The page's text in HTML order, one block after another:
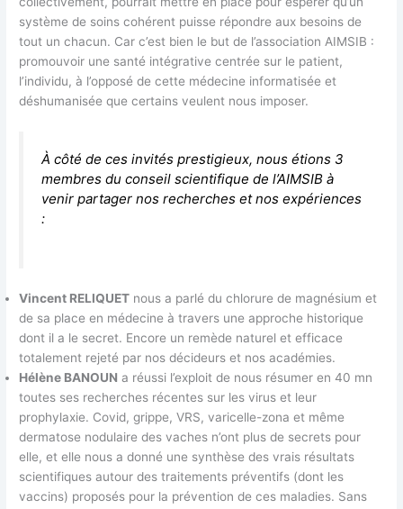
système de soins cohérent puisse répondre aux besoins de
tout un chacun. Car c’est bien le but de l’association AIMSIB :
promouvoir une santé intégrative centrée sur le patient,
l’individu, à l’opposé de cette médecine informatisée et
déshumanisée que certains veulent nous imposer.
À côté de ces invités prestigieux, nous étions 3
membres du conseil scientifique de l’AIMSIB à
venir partager nos recherches et nos expériences
:
Vincent RELIQUET nous a parlé du chlorure de magnésium et
de sa place en médecine à travers une approche historique
dont il a le secret. Encore un remède naturel et efficace
totalement rejeté par nos décideurs et nos académies.
Hélène BANOUN a réussi l’exploit de nous résumer en 40 mn
toutes ses recherches récentes sur les virus et leur
prophylaxie. Covid, grippe, VRS, varicelle-zona et même
dermatose nodulaire des vaches n’ont plus de secrets pour
elle, et elle nous a donné une synthèse des vrais résultats
scientifiques autour des traitements préventifs (dont les
vaccins) proposés pour la prévention de ces maladies. Sans